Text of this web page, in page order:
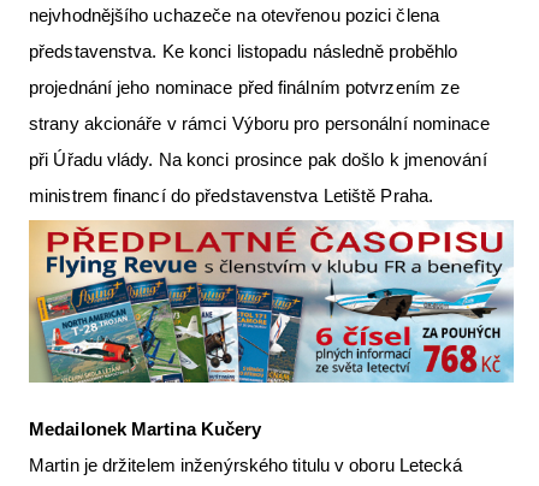
nejvhodnějšího uchazeče na otevřenou pozici člena
představenstva. Ke konci listopadu následně proběhlo
projednání jeho nominace před finálním potvrzením ze
strany akcionáře v rámci Výboru pro personální nominace
při Úřadu vlády. Na konci prosince pak došlo k jmenování
ministrem financí do představenstva Letiště Praha.
Medailonek Martina Kučery
Martin je držitelem inženýrského titulu v oboru Letecká